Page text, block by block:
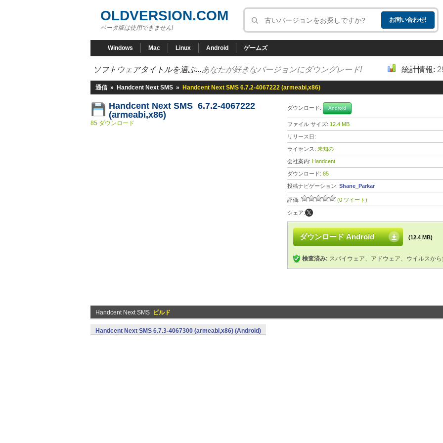
OLDVERSION.COM
ベータ版は使用できません!
Windows Mac Linux Android ゲームズ
ソフトウェアタイトルを選ぶ...あなたが好きなバージョンにダウングレード! 統計情報:
通信 » Handcent Next SMS » Handcent Next SMS 6.7.2-4067222 (armeabi,x86)
Handcent Next SMS 6.7.2-4067222
(armeabi,x86)
85 ダウンロード
ダウンロード: Android
ファイル サイズ: 12.4 MB
リリース日:
ライセンス: 未知の
会社案内: Handcent
ダウンロード: 85
投稿ナビゲーション: Shane_Parkar
評価: (0 ツイート)
シェア:
ダウンロード Android (12.4 MB)
検査済み: スパイウェア、アドウェア、ウイルスか
Handcent Next SMS ビルド
Handcent Next SMS 6.7.3-4067300 (armeabi,x86) (Android)